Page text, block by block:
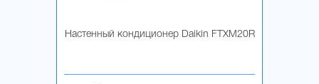
Настенный кондиционер Daikin FTXM20R